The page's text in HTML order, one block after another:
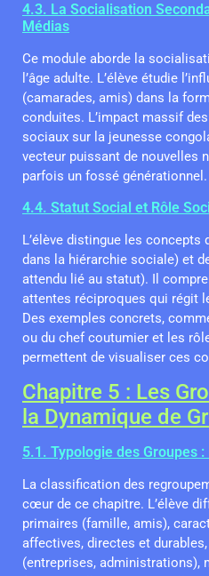
4.3. La Socialisation
Médias
Ce module aborde la
l’âge adulte. L’élève étudie
(camarades, amis) dans la
conduites. L’impact massif
sociaux sur la jeunesse
vecteur puissant de nouvelles
parfois un fossé générationnel.
4.4. Statut Social et Rôle
L’élève distingue les
dans la hiérarchie sociale) et
attendu lié au statut). Il
attentes réciproques qui régit
Des exemples concrets,
ou du chef coutumier et les
permettent de visualiser ces
Chapitre 5 : Les
la Dynamique de
5.1. Typologie des Groupes
La classification des
cœur de ce chapitre. L’élève
primaires (famille, amis),
affectives, directes et
(entreprises, administrations),